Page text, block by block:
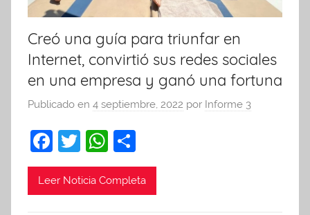
Creó una guía para triunfar en
Internet, convirtió sus redes sociales
en una empresa y ganó una fortuna
Publicado en 4 septiembre, 2022 por Informe 3
F
a
c
T
w
itt
W
h
at
o
m
Leer Noticia Completa